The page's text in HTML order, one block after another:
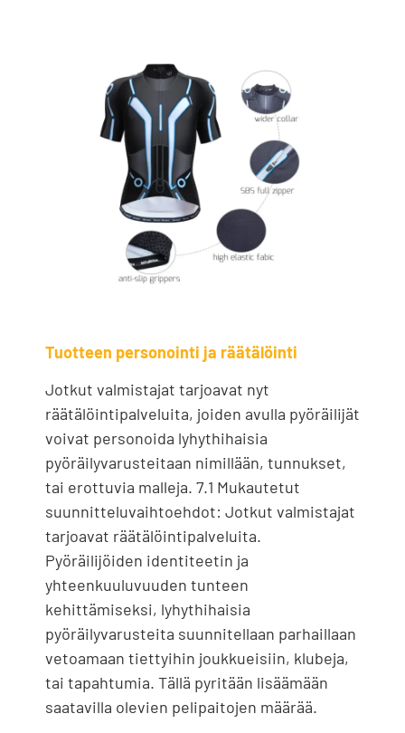
Tuotteen personointi ja räätälöinti
Jotkut valmistajat tarjoavat nyt
räätälöintipalveluita, joiden avulla pyöräilijät
voivat personoida lyhythihaisia ​​
pyöräilyvarusteitaan nimillään, tunnukset,
tai erottuvia malleja. 7.1 Mukautetut
suunnitteluvaihtoehdot: Jotkut valmistajat
tarjoavat räätälöintipalveluita.
Pyöräilijöiden identiteetin ja
yhteenkuuluvuuden tunteen
kehittämiseksi, lyhythihaisia ​​
pyöräilyvarusteita suunnitellaan parhaillaan
vetoamaan tiettyihin joukkueisiin, klubeja,
tai tapahtumia. Tällä pyritään lisäämään
saatavilla olevien pelipaitojen määrää.